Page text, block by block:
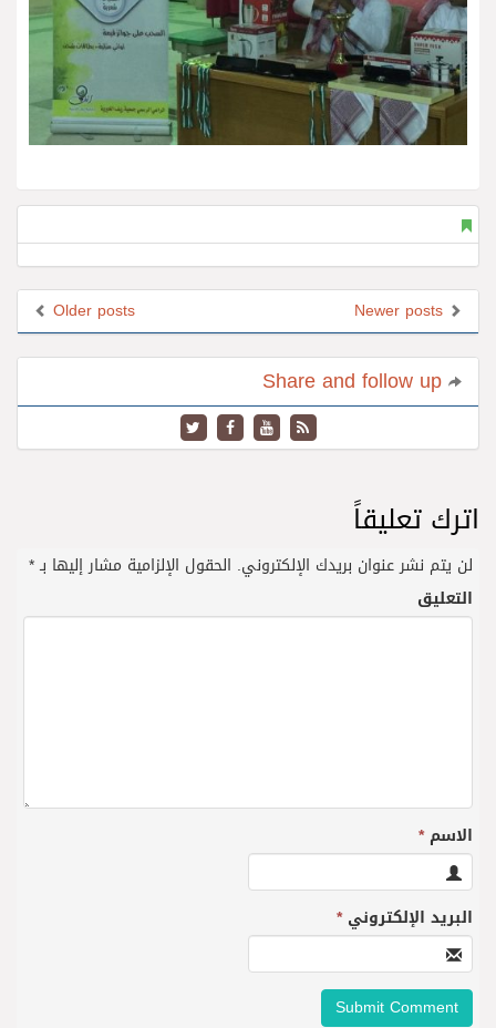
Older posts
اترك تعليقاً
لن يتم نشر عنوان بريدك الإلكتروني. الحقول الإلزامية مشار إليها بـ*
التعليق
الاسم*
البريد الإلكتروني*